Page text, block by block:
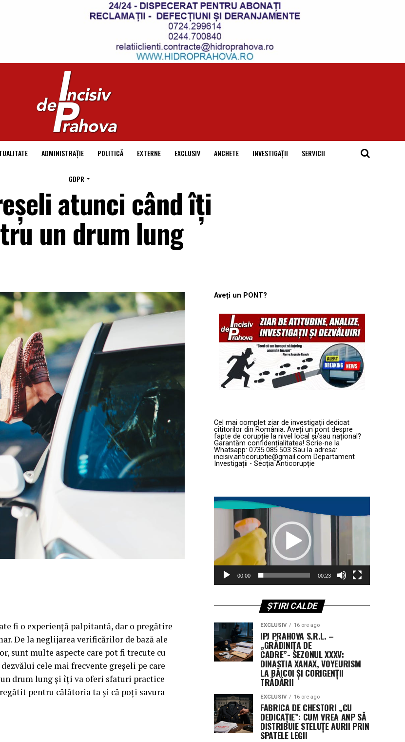
ADMINISTRAȚIE POLITICĂ EXTERNE EXCLUSIV ANCHETE INVESTIGAȚII SERVICII
GDPR
atunci când îți
un drum lung
fi o experiență palpitantă, dar o pregătire
De la neglijarea verificărilor de bază ale
sunt multe aspecte care pot fi trecute cu
cele mai frecvente greșeli pe care
drum lung și îți va oferi sfaturi practice
pentru călătoria ta și că poți savura
Aveți un PONT?
Cel mai complet ziar de investigații dedicat
cititorilor din România. Aveți un pont despre
fapte de corupție la nivel local și/sau național?
Garantăm confidențialitatea! Scrie-ne la
Whatsapp: 0735.085.503 Sau la adresa:
incisiv.anticoruptie@gmail.com Departament
Investigații - Secția Anticorupție
Player
video
00:00 00:23
ȘTIRI CALDE
EXCLUSIV 16 ore ago
IPJ PRAHOVA S.R.L. –
„GRĂDINIȚA DE
CADRE”- SEZONUL XXXV:
DINASTIA XANAX, VOYEURISM
LA BĂICOI ȘI CORIGENȚII
TRĂDĂRII
EXCLUSIV 16 ore ago
FABRICA DE CHESTORI „CU
DEDICAȚIE”: CUM VREA ANP SĂ
DISTRIBUIE STELUȚE AURII PRIN
SPATELE LEGII